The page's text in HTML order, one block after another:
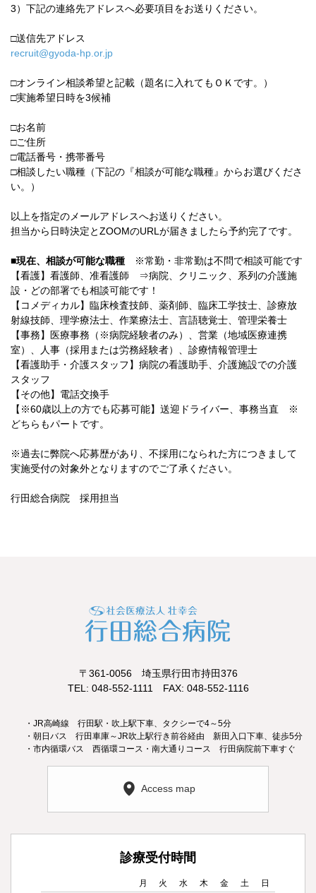
3）下記の連絡先アドレスへ必要項目をお送りください。
□送信先アドレス
recruit@gyoda-hp.or.jp
□オンライン相談希望と記載（題名に入れてもＯＫです。）
□実施希望日時を3候補
□お名前
□ご住所
□電話番号・携帯番号
□相談したい職種（下記の『相談が可能な職種』からお選びくださ
い。）
以上を指定のメールアドレスへお送りください。
担当から日時決定とZOOMのURLが届きましたら予約完了です。
■現在、相談が可能な職種 ※常勤・非常勤は不問で相談可能です
【看護】看護師、准看護師 ⇒病院、クリニック、系列の介護施
設・どの部署でも相談可能です！
【コメディカル】臨床検査技師、薬剤師、臨床工学技士、診療放
射線技師、理学療法士、作業療法士、言語聴覚士、管理栄養士
【事務】医療事務（※病院経験者のみ）、営業（地域医療連携
室）、人事（採用または労務経験者）、診療情報管理士
【看護助手・介護スタッフ】病院の看護助手、介護施設での介護
スタッフ
【その他】電話交換手
【※60歳以上の方でも応募可能】送迎ドライバー、事務当直 ※
どちらもパートです。
※過去に弊院へ応募歴があり、不採用になられた方につきまして
実施受付の対象外となりますのでご了承ください。
行田総合病院 採用担当
〒361-0056 埼玉県行田市持田376
TEL: 048-552-1111 FAX: 048-552-1116
・JR高崎線 行田駅・吹上駅下車、タクシーで4～5分
・朝日バス 行田車庫～JR吹上駅行き前谷経由 新田入口下車、徒歩5分
・市内循環バス 西循環コース・南大通りコース 行田病院前下車すぐ
Access map
診療受付時間
月 火 水 木 金 土 日